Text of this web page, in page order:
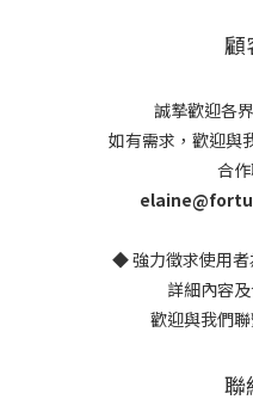
顧
誠摯歡迎各
如有需求，歡迎與
合
◆ 強力徵求使用
詳細內容
歡迎與我們
聯